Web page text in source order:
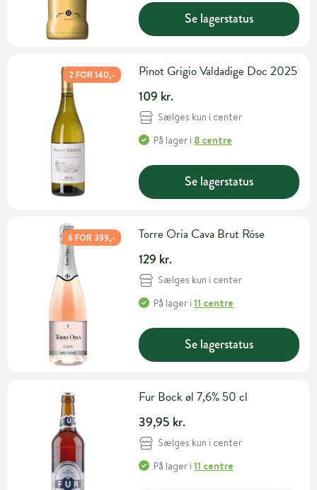
Se lagerstatus
2 FOR 140,- Pinot Grigio Valdadige Doc 2025
109 kr.
Sælges kun i center
På lager i 8 centre
Se lagerstatus
6 FOR 399,- Torre Oria Cava Brut Róse
129 kr.
Sælges kun i center
På lager i11 centre
Se lagerstatus
Fur Bock øl 7,6% 50 cl
39,95 kr.
Sælges kun i center
På lager i11 centre